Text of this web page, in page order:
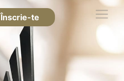
Înscrie-te